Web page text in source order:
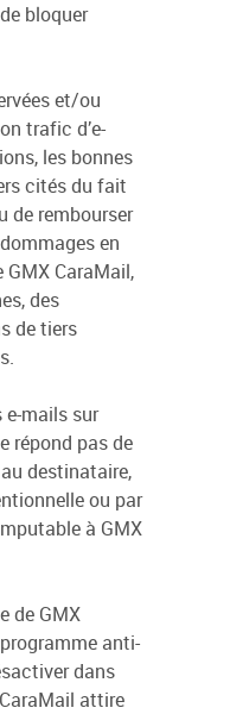
bloquer
et/ou
trafic d’e-
les bonnes
cités du fait
de rembourser
en
CaraMail,
des
de tiers
e-mails sur
répond pas de
destinataire,
ou par
à GMX
de GMX
anti-
dans
attire